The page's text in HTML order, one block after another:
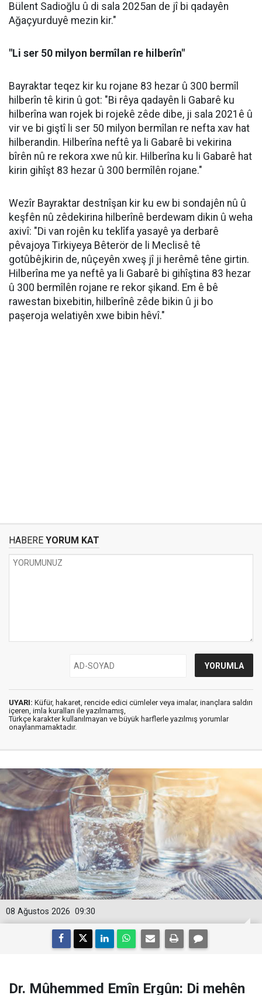
Bülent Sadioğlu û di sala 2025an de jî bi qadayên
Ağaçyurduyê mezin kir."
"Li ser 50 milyon bermîlan re hilberîn"
Bayraktar teqez kir ku rojane 83 hezar û 300 bermîl
hilberîn tê kirin û got: "Bi rêya qadayên li Gabarê ku
hilberîna wan rojek bi rojekê zêde dibe, ji sala 2021ê û
vir ve bi giştî li ser 50 milyon bermîlan re nefta xav hat
hilberandin. Hilberîna neftê ya li Gabarê bi vekirina
bîrên nû re rekora xwe nû kir. Hilberîna ku li Gabarê hat
kirin gihîşt 83 hezar û 300 bermîlên rojane."
Wezîr Bayraktar destnîşan kir ku ew bi sondajên nû û
keşfên nû zêdekirina hilberînê berdewam dikin û weha
axivî: "Di van rojên ku teklîfa yasayê ya derbarê
pêvajoya Tirkiyeya Bêterör de li Meclisê tê
gotûbêjkirin de, nûçeyên xweş jî ji herêmê têne girtin.
Hilberîna me ya neftê ya li Gabarê bi gihîştina 83 hezar
û 300 bermîlên rojane re rekor şikand. Em ê bê
rawestan bixebitin, hilberînê zêde bikin û ji bo
paşeroja welatiyên xwe bibin hêvî."
HABERE YORUM KAT
UYARI: Küfür, hakaret, rencide edici cümleler veya imalar, inançlara saldırı
içeren, imla kuralları ile yazılmamış,
Türkçe karakter kullanılmayan ve büyük harflerle yazılmış yorumlar
onaylanmamaktadır.
09:30
08 Ağustos 2026
Dr. Mûhemmed Emîn Ergûn: Di mehên